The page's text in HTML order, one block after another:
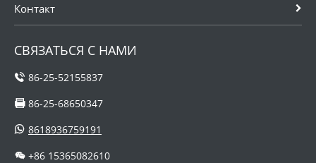
Контакт
СВЯЗАТЬСЯ С НАМИ
86-25-52155837
86-25-68650347
8618936759191
+86 15365082610